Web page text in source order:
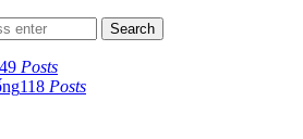
Search
Posts
118 Posts